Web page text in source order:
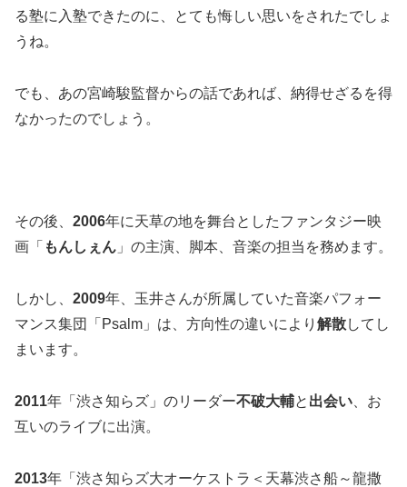
る塾に入塾できたのに、とても悔しい思いをされたでしょ
うね。
でも、あの宮崎駿監督からの話であれば、納得せざるを得
なかったのでしょう。
その後、 2006年に天草の地を舞台としたファンタジー映
画「 もんしぇん 」の主演、脚本、音楽の担当を務めます。
しかし、 2009年、玉井さんが所属していた音楽パフォー
マンス集団「Psalm」は、方向性の違いにより 解散してし
まいます。
2011年「渋さ知らズ」のリーダー不破大輔と 出会い 、お
互いのライブに出演。
2013年「渋さ知らズ大オーケストラ＜天幕渋さ船～龍撒